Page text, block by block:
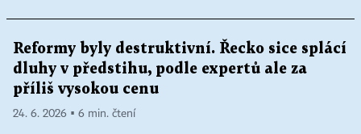
Reformy byly destruktivní. Řecko sice splácí
dluhy v předstihu, podle expertů ale za
příliš vysokou cenu
24. 6. 2026 ▪ 6 min. čtení